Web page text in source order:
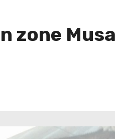
zone